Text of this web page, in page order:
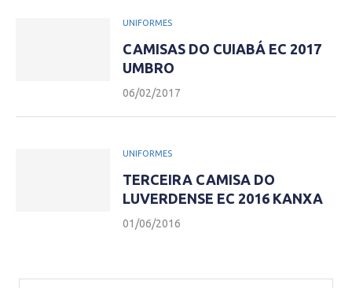
UNIFORMES
CAMISAS DO CUIABÁ EC 2017
UMBRO
06/02/2017
UNIFORMES
TERCEIRA CAMISA DO
LUVERDENSE EC 2016 KANXA
01/06/2016